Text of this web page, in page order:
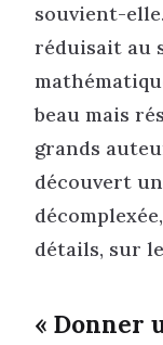
souvient-
réduisait au
beau mais
grands
découvert
détails, sur
« Donner